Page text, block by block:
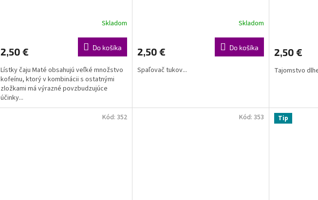
Skladom
2,50 € Do košíka
Lístky čaju Maté obsahujú veľké množstvo
kofeínu, ktorý v kombinácii s ostatnými
zložkami má výrazné povzbudzujúce
účinky...
Skladom
2,50 € Do košíka
Spaľovač tukov...
2,50 €
Tajomstvo
Kód: 352 Kód: 353 Tip